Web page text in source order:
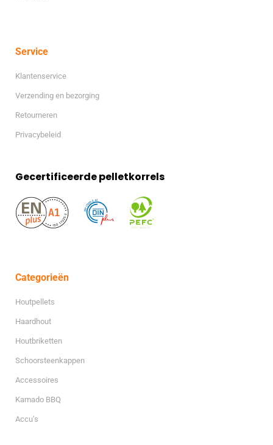
Service
Klantenservice
Verzending en bezorging
Retourneren
Privacybeleid
Gecertificeerde pelletkorrels
Categorieën
Houtpellets
Haardhout
Houtbriketten
Schoorsteenkappen
Accessoires
Kamado BBQ
Accu’s